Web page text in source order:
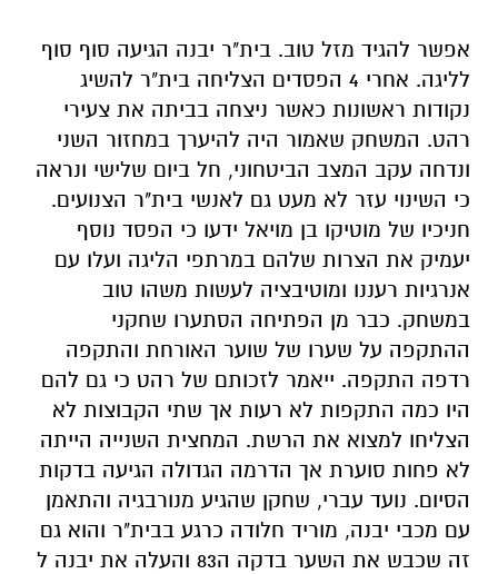
אפשר להגיד מזל טוב. בית"ר יבנה הגיעה סוף סוף
לליגה. אחרי 4 הפסדים הצליחה בית"ר להשיג
נקודות ראשונות כאשר ניצחה בביתה את צעירי
רהט. המשחק שאמור היה להיערך במחזור השני
ונדחה עקב המצב הביטחוני, חל ביום שלישי ונראה
כי השינוי עזר לא מעט גם לאנשי בית"ר הצנועים.
חניכיו של מוטיקו בן מויאל ידעו כי הפסד נוסף
יעמיק את הצרות שלהם במרתפי הליגה ועלו עם
אנרגיות רעננו ומוטיבציה לעשות משהו טוב
במשחק. כבר מן הפתיחה הסתערו שחקני
ההתקפה על שערו של שוער האורחת והתקפה
רדפה התקפה. ייאמר לזכותם של רהט כי גם להם
היו כמה התקפות לא רעות אך שתי הקבוצות לא
הצליחו למצוא את הרשת. המחצית השנייה הייתה
לא פחות סוערת אך הדרמה הגדולה הגיעה בדקות
הסיום. נועד עברי, שחקן שהגיע מנורבגיה והתאמן
עם מכבי יבנה, מוריד חלודה כרגע בבית"ר והוא גם
זה שכבש את השער בדקה ה83 והעלה את יבנה ל